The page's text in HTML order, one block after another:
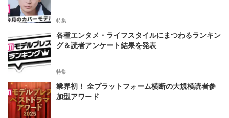
特集
各種エンタメ・ライフスタイルにまつわるランキン
グ＆読者アンケート結果を発表
特集
業界初！ 全プラットフォーム横断の大規模読者参
加型アワード